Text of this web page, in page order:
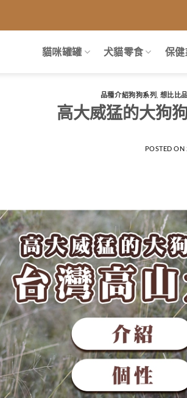
貓咪罐罐 犬貓零食 保健
品種介紹狗狗系列 想比比
高大威猛的大狗
POSTED ON